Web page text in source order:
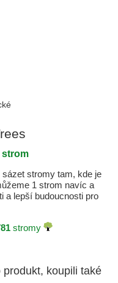
strom
stromy tam, kde je
1 strom navíc a
a lepší budoucnosti pro
stromy
koupili také